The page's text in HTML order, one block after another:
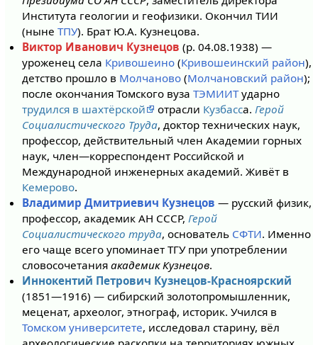
Института геологии и геофизики. Окончил ТИИ
(нынеТПУ). Брат Ю.А. Кузнецова.
Виктор Иванович Кузнецов (р. 04.08.1938) —
уроженец села Кривошеино (Кривошеинский район),
детство прошло в Молчаново (Молчановский район);
после окончания Томского вузаТЭМИИТударно
трудился в шахтёрской
отрасли Кузбасса.Герой
Социалистического Труда, доктор технических наук,
профессор, действительный член Академии горных
наук, член—корреспондент Российской и
Международной инженерных академий. Живёт в
Кемерово.
Владимир Дмитриевич Кузнецов — русский физик,
профессор, академик АН СССР,Герой
Социалистического труда, основатель СФТИ. Именно
его чаще всего упоминает ТГУ при употреблении
словосочетанияакадемик Кузнецов.
Иннокентий Петрович Кузнецов-Красноярский
(1851—1916) — сибирский золотопромышленник,
меценат, археолог, этнограф, историк. Учился в
Томском университете, исследовал старину, вёл